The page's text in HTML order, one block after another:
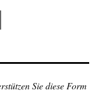
Sie diese Form